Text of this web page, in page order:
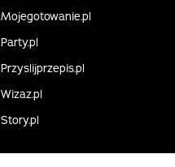
Mojegotowanie.pl
Party.pl
Przyslijprzepis.pl
Wizaz.pl
Story.pl